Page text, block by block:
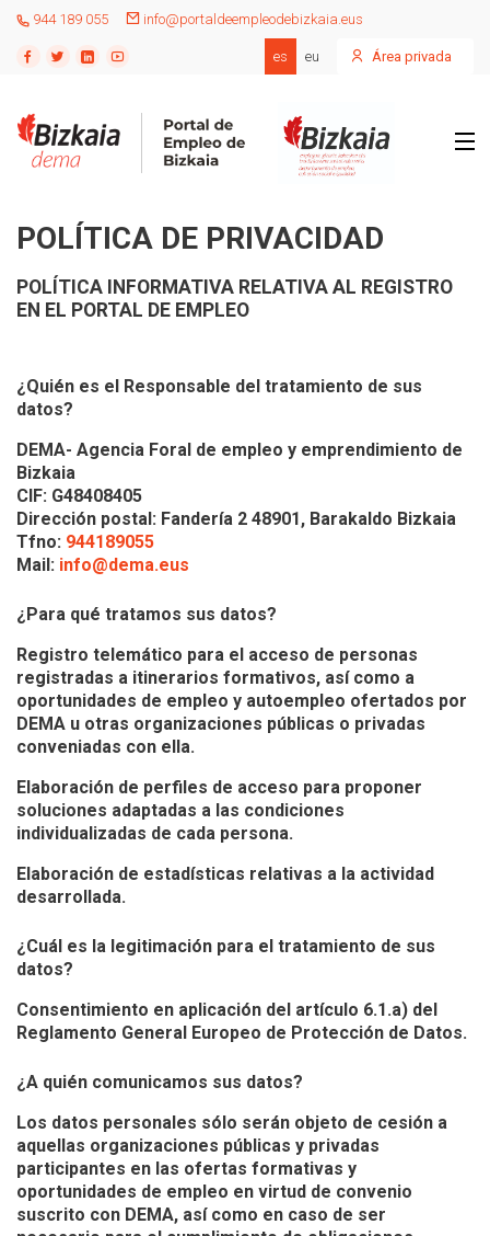
944 189 055 info@portaldeempleodebizkaia.eus
es eu Área privada
POLÍTICA DE PRIVACIDAD
POLÍTICA INFORMATIVA RELATIVA AL REGISTRO
EN EL PORTAL DE EMPLEO
¿Quién es el Responsable del tratamiento de sus
datos?
DEMA- Agencia Foral de empleo y emprendimiento de
Bizkaia
CIF: G48408405
Dirección postal: Fandería 2 48901, Barakaldo Bizkaia
Tfno: 944189055
Mail: info@dema.eus
¿Para qué tratamos sus datos?
Registro telemático para el acceso de personas
registradas a itinerarios formativos, así como a
oportunidades de empleo y autoempleo ofertados por
DEMA u otras organizaciones públicas o privadas
conveniadas con ella.
Elaboración de perfiles de acceso para proponer
soluciones adaptadas a las condiciones
individualizadas de cada persona.
Elaboración de estadísticas relativas a la actividad
desarrollada.
¿Cuál es la legitimación para el tratamiento de sus
datos?
Consentimiento en aplicación del artículo 6.1.a) del
Reglamento General Europeo de Protección de Datos.
¿A quién comunicamos sus datos?
Los datos personales sólo serán objeto de cesión a
aquellas organizaciones públicas y privadas
participantes en las ofertas formativas y
oportunidades de empleo en virtud de convenio
suscrito con DEMA, así como en caso de ser